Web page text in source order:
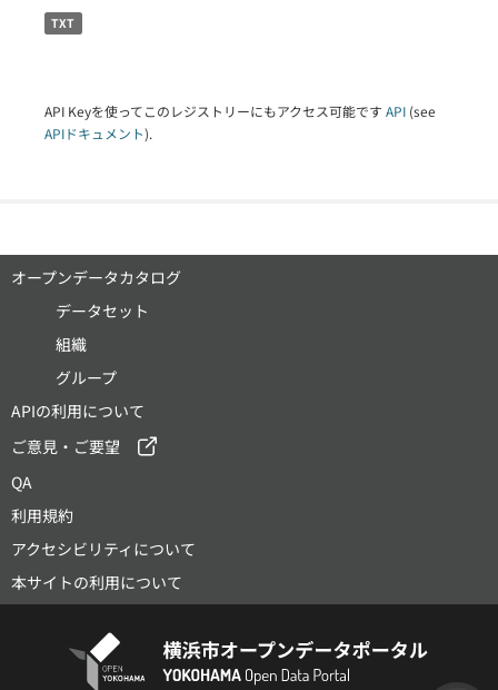
TXT
API Keyを使ってこのレジストリーにもアクセス可能です API (see
APIドキュメント).
オープンデータカタログ
データセット
組織
グループ
APIの利用について
ご意見・ご要望
QA
利用規約
アクセシビリティについて
本サイトの利用について